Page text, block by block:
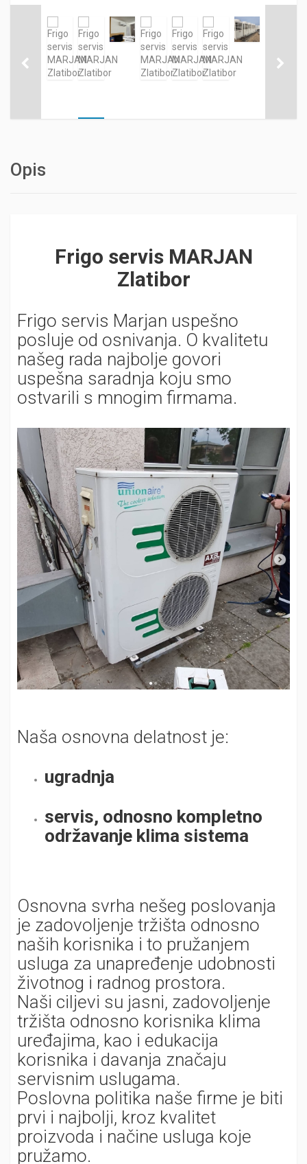
Opis
Frigo servis MARJAN
Zlatibor
Frigo servis Marjan uspešno
posluje od osnivanja. O kvalitetu
našeg rada najbolje govori
uspešna saradnja koju smo
ostvarili s mnogim firmama.
Naša osnovna delatnost je:
ugradnja
servis, odnosno kompletno
održavanje klima sistema
Osnovna svrha nešeg poslovanja
je zadovoljenje tržišta odnosno
naših korisnika i to pružanjem
usluga za unapređenje udobnosti
životnog i radnog prostora.
Naši ciljevi su jasni, zadovoljenje
tržišta odnosno korisnika klima
uređajima, kao i edukacija
korisnika i davanja značaju
servisnim uslugama.
Poslovna politika naše firme je biti
prvi i najbolji, kroz kvalitet
proizvoda i načine usluga koje
pružamo.